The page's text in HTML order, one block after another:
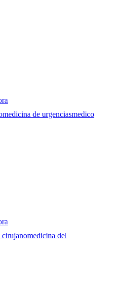
medicina de urgenciasmedico
cirujanomedicina del